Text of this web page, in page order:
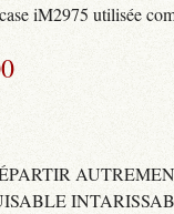
iM2975 utilisée